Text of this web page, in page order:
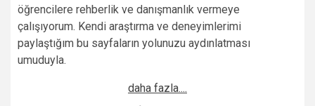
öğrencilere rehberlik ve danışmanlık vermeye
çalışıyorum. Kendi araştırma ve deneyimlerimi
paylaştığım bu sayfaların yolunuzu aydınlatması
umuduyla.
daha fazla....